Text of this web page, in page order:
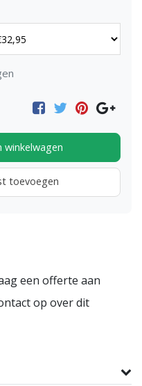
winkelwagen
toevoegen
een offerte aan
op over dit